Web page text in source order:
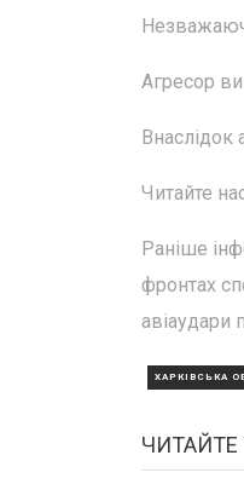
Агресор
Внаслідок
Читайте
Раніше
фронтах
авіаудари
ХАРКІВСЬКА